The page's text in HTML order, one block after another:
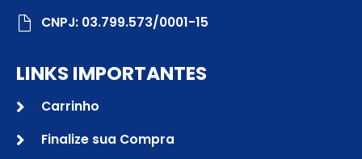
CNPJ: 03.799.573/0001-15
LINKS IMPORTANTES
Carrinho
Finalize sua Compra